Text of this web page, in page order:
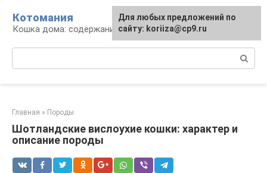
контенту
Котомания
Кошка дома: содержание и уход
Главная » Породы
Шотландские вислоухие кошки: характер и
описание породы
Для любых предложений по
сайту: koriiza@cp9.ru